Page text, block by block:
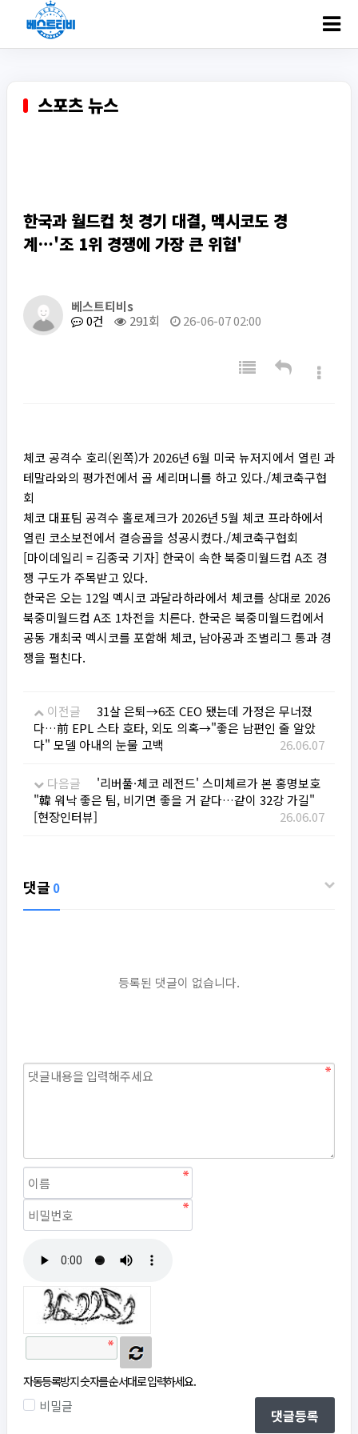
스포츠 뉴스
한국과 월드컵 첫 경기 대결, 멕시코도 경
계…'조 1위 경쟁에 가장 큰 위협'
베스트티비s
0건
291회 26-06-07 02:00
체코 공격수 호리(왼쪽)가 2026년 6월 미국 뉴저지에서 열린 과
테말라와의 평가전에서 골 세리머니를 하고 있다./체코축구협
회
체코 대표팀 공격수 홀로제크가 2026년 5월 체코 프라하에서
열린 코소보전에서 결승골을 성공시켰다./체코축구협회
[마이데일리 = 김종국 기자] 한국이 속한 북중미월드컵 A조 경
쟁 구도가 주목받고 있다.
한국은 오는 12일 멕시코 과달라하라에서 체코를 상대로 2026
북중미월드컵 A조 1차전을 치른다. 한국은 북중미월드컵에서
공동 개최국 멕시코를 포함해 체코, 남아공과 조별리그 통과 경
쟁을 펼친다.
이전글
31살 은퇴→6조 CEO 됐는데 가정은 무너졌
다…前 EPL 스타 호타, 외도 의혹→"좋은 남편인 줄 알았
다" 모델 아내의 눈물 고백
26.06.07
다음글
'리버풀·체코 레전드' 스미체르가 본 홍명보호
"韓 워낙 좋은 팀, 비기면 좋을 거 같다…같이 32강 가길"
[현장인터뷰]
26.06.07
댓글 0
등록된 댓글이 없습니다.
자동등록방지 숫자를 순서대로 입력하세요.
비밀글
댓글등록